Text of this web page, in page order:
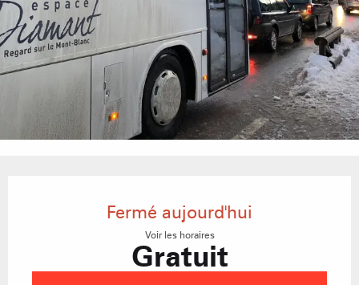
Fermé aujourd'hui
Voir les horaires
Gratuit